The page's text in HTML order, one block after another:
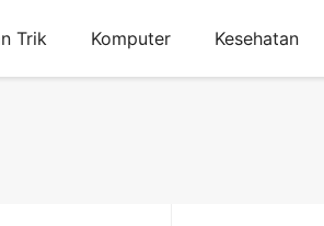
Trik Komputer Kesehatan